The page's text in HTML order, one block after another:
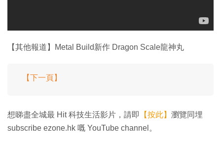
【其他報道】Metal Build新作 Dragon Scale龍神丸
【下一頁】
想睇盡全城最 Hit 科技生活影片，請即 【按此】 瀏覽同埋
subscribe ezone.hk 嘅 YouTube channel。